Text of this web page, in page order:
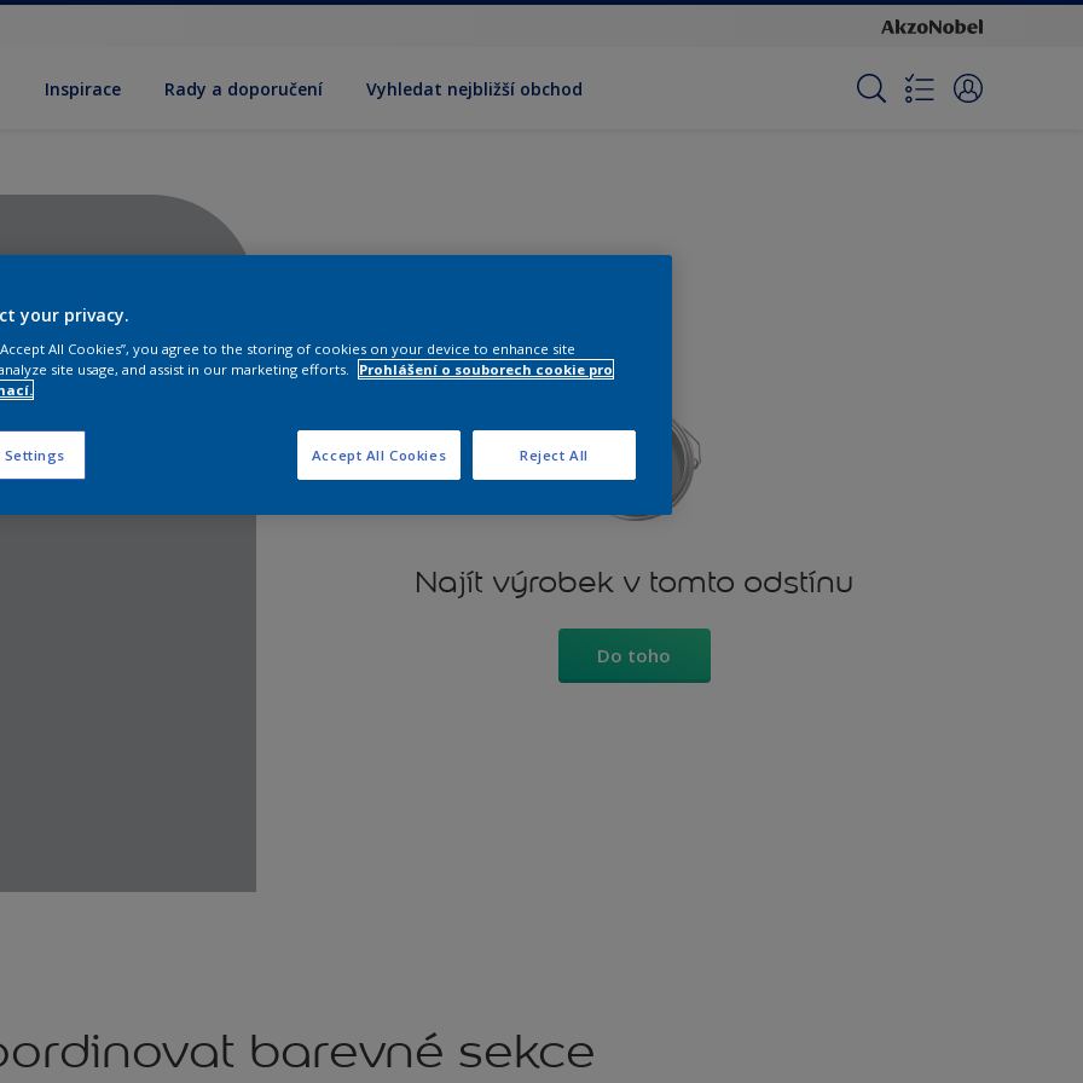
Inspirace Rady a doporučení Vyhledat nejbližší obchod
Najít výrobek v tomto odstínu
Do toho
barevné sekce
your privacy.
All Cookies”, you agree to the storing of cookies on your device to enhance site
site usage, and assist in our marketing efforts.
Prohlášení o souborech cookie pro
Settings Reject All
Accept All Cookies